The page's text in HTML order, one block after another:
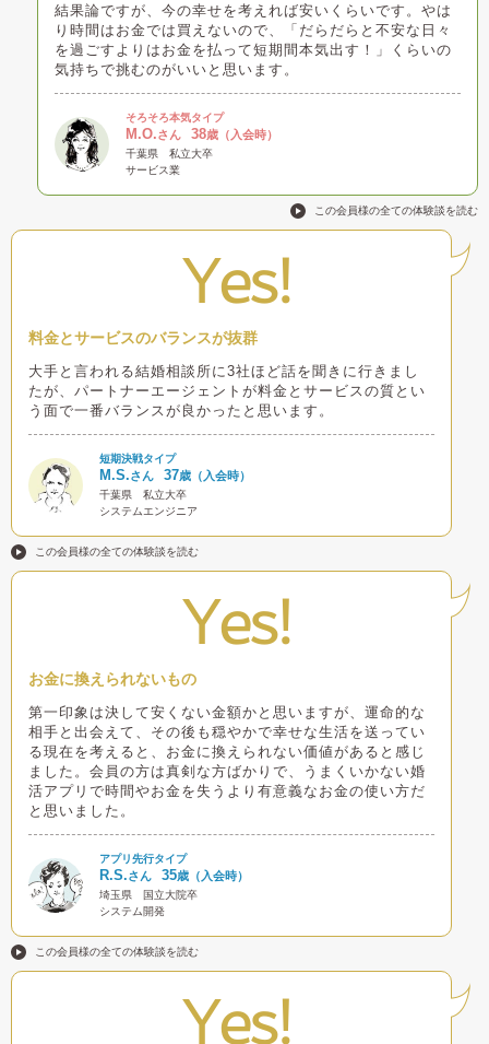
結果論ですが、今の幸せを考えれば安いくらいです。やは
り時間はお金では買えないので、「だらだらと不安な日々
を過ごすよりはお金を払って短期間本気出す！」くらいの
気持ちで挑むのがいいと思います。
そろそろ本気タイプ
M.O.さん 38歳（入会時）
千葉県
私立大卒
サービス業
この会員様の全ての体験談を読む
Yes!
料金とサービスのバランスが抜群
大手と言われる結婚相談所に3社ほど話を聞きに行きまし
たが、パートナーエージェントが料金とサービスの質とい
う面で一番バランスが良かったと思います。
短期決戦タイプ
M.S.さん 37歳（入会時）
千葉県
私立大卒
システムエンジニア
この会員様の全ての体験談を読む
Yes!
お金に換えられないもの
第一印象は決して安くない金額かと思いますが、運命的な
相手と出会えて、その後も穏やかで幸せな生活を送ってい
る現在を考えると、お金に換えられない価値があると感じ
ました。会員の方は真剣な方ばかりで、うまくいかない婚
活アプリで時間やお金を失うより有意義なお金の使い方だ
と思いました。
アプリ先行タイプ
R.S.さん 35歳（入会時）
埼玉県
国立大院卒
システム開発
この会員様の全ての体験談を読む
Yes!